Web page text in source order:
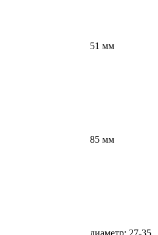
51 мм
85 мм
диаметр: 27-35